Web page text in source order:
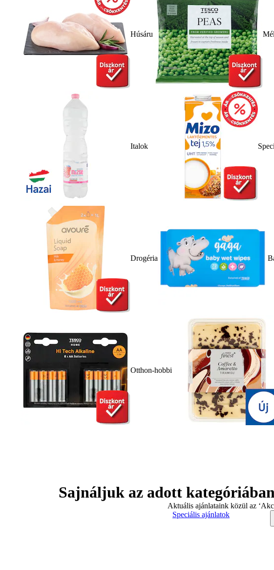
Húsáru
Italok
Drogéria
Otthon-hobbi
Sajnáljuk az adott
Aktuális ajánlataink közül az
Speciális ajánlatok